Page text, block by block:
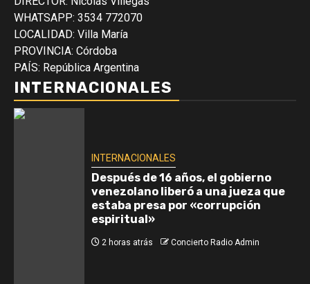
WHATSAPP: 3534 772070
LOCALIDAD: Villa María
PROVINCIA: Córdoba
PAÍS: República Argentina
INTERNACIONALES
INTERNACIONALES
Después de 16 años, el gobierno
venezolano liberó a una jueza que
estaba presa por «corrupción
espiritual»
2 horas atrás Concierto Radio Admin